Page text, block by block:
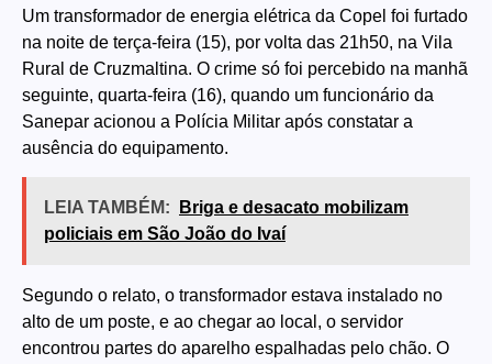
Um transformador de energia elétrica da Copel foi furtado
na noite de terça-feira (15), por volta das 21h50, na Vila
Rural de Cruzmaltina. O crime só foi percebido na manhã
seguinte, quarta-feira (16), quando um funcionário da
Sanepar acionou a Polícia Militar após constatar a
ausência do equipamento.
LEIA TAMBÉM:
Briga e desacato mobilizam
policiais em São João do Ivaí
Segundo o relato, o transformador estava instalado no
alto de um poste, e ao chegar ao local, o servidor
encontrou partes do aparelho espalhadas pelo chão. O